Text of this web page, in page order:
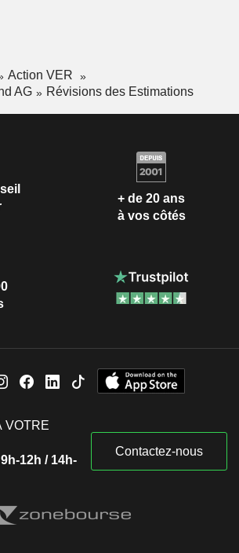
Action VER
AG
Révisions des Estimations
+ de 20 ans
à vos côtés
VOTRE
12h / 14h-
Contactez-nous